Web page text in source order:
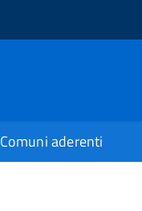
Comuni aderenti